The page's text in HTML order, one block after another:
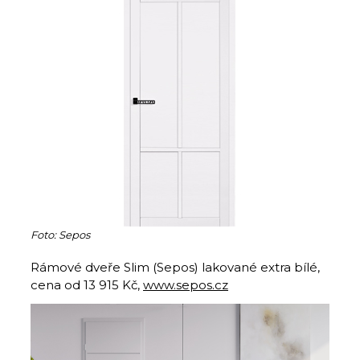
Foto: Sepos
Rámové dveře Slim (Sepos) lakované extra bílé,
cena od 13 915 Kč, www.sepos.cz